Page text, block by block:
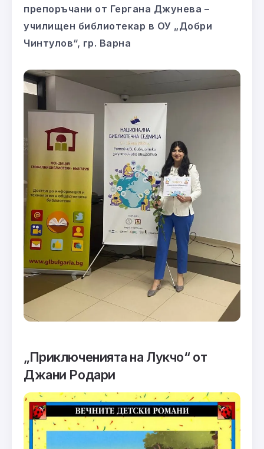
препоръчани от Гергана Джунева –
училищен библиотекар в ОУ „Добри
Чинтулов“, гр. Варна
„Приключенията на Лукчо“ от
Джани Родари